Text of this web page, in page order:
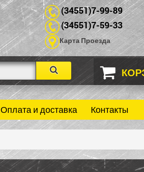
(34551)7-99-89
(34551)7-59-33
Карта Проезда
Оплата и доставка Контакты